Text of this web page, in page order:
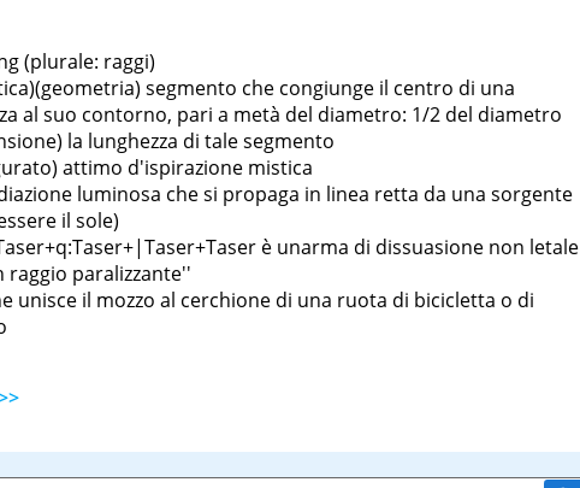
(plurale: raggi)
segmento che congiunge il centro di una
al suo contorno, pari a metà del diametro: 1/2 del diametro
la lunghezza di tale segmento
attimo d'ispirazione mistica
luminosa che si propaga in linea retta da una sorgente
il sole)
è unarma di dissuasione non letale
raggio paralizzante''
unisce il mozzo al cerchione di una ruota di bicicletta o di